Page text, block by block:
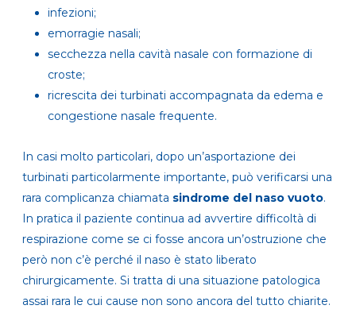
infezioni;
emorragie nasali;
secchezza nella cavità nasale con formazione di
croste;
ricrescita dei turbinati accompagnata da edema e
congestione nasale frequente.
In casi molto particolari, dopo un’asportazione dei
turbinati particolarmente importante, può verificarsi una
rara complicanza chiamata sindrome del naso vuoto.
In pratica il paziente continua ad avvertire difficoltà di
respirazione come se ci fosse ancora un’ostruzione che
però non c’è perché il naso è stato liberato
chirurgicamente. Si tratta di una situazione patologica
assai rara le cui cause non sono ancora del tutto chiarite.